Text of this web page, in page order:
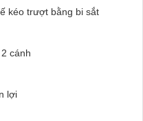
kéo trượt bằng bi sắt
cánh
lợi